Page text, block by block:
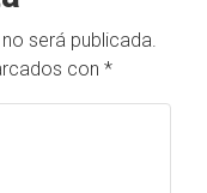
será publicada.
con *